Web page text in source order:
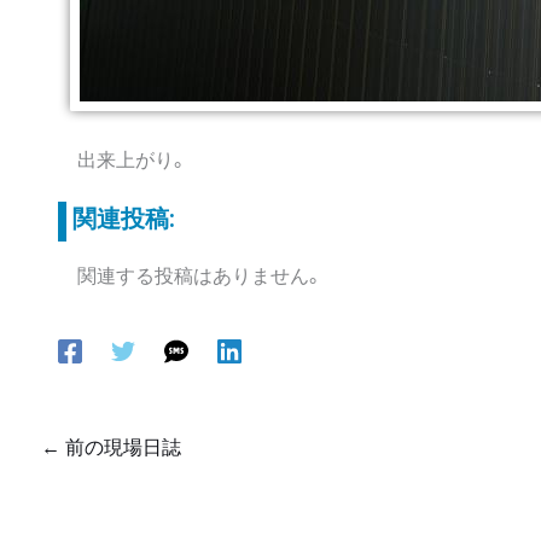
出来上がり。
関連投稿:
関連する投稿はありません。
← 前の現場日誌